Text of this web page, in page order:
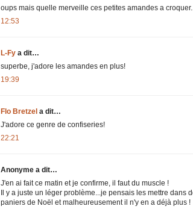
oups mais quelle merveille ces petites amandes a
12:53
L-Fy a dit…
superbe, j'adore les amandes en plus!
19:39
Flo Bretzel a dit…
J'adore ce genre de confiseries!
22:21
Anonyme a dit…
J'en ai fait ce matin et je confirme, il faut du muscle !
Il y a juste un léger problème...je pensais les mettre dans
paniers de Noël et malheureusement il n'y en a déjà plus !